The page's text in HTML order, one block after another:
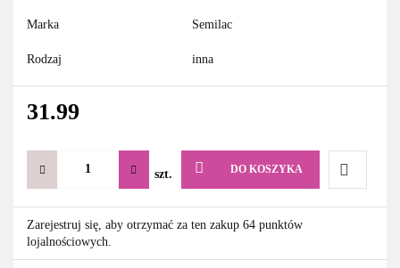
Marka Semilac
Rodzaj inna
31.99
szt. DO KOSZYKA
Do
Zarejestruj się, aby otrzymać za ten zakup 64 punktów
lojalnościowych.